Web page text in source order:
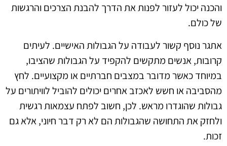
והכנה יכול לעזור לפנות את הדרך להבנת הצרכים והרגשות
של כולם.
אתגר נוסף קשור לעבודה על הגבולות האישיים. לעיתים
קרובות, אנשים מתקשים להקפיד על הגבולות שהציבו,
במיוחד כאשר מדובר במצבים חברתיים או מקצועיים. לחץ
מהסביבה או חשש לאכזב אחרים יכולים להוביל לוויתורים על
גבולות שהוגדרו מראש. לכן, חשוב לפתח עצמאות רגשית
ולחזק את התחושה שהגבולות הם לא רק דבר חיוני, אלא גם
זכות.